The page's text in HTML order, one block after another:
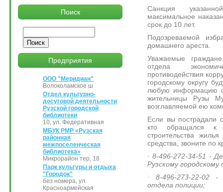
Санкция
максимальное
срок до 10 лет.
Подозреваемой
домашнего ареста.
Уважаемые
отдела
противодействия
городскому округу
любую информацию о
жительницы Рузы
возглавляемой ею
Если вы пострадали
кто обращался
строительства
средства, звоните по
· 8-496-272-34-51 -
Рузскому городскому
· 8-496-273-22-02 -
отдела полиции;
Поиск
Предприятия
ООО "Меридиан"
Волоколамское ш
Отдел культурно-
досуговой деятельности
Рузской городской
библиотеки
10, ул. Федеративная
МБУК РМР «Рузская
районная
межпоселенческая
библиотека»
Микрорайон тер, 18
Парк культуры и отдыха
"Городок"
без номера, ул.
Красноармейская